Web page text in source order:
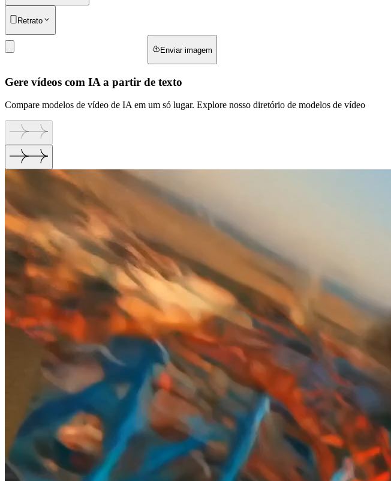
Retrato
Enviar imagem
Gere vídeos com IA a partir de texto
Compare modelos de vídeo de IA em um só lugar. Explore nosso diretório de modelos de vídeo